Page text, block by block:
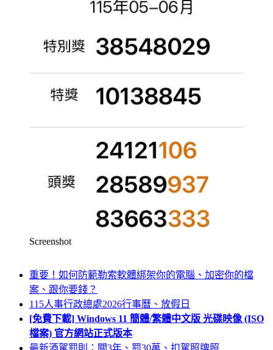
Screenshot
重要！如何防範勒索軟體綁架你的電腦、加密你的檔
案、跟你要錢？
115人事行政總處2026行事曆、放假日
[免費下載] Windows 11 簡體/繁體中文版 光碟映像 (ISO
檔案) 官方網站正式版本
最新酒駕罰則：關3年、罰30萬、扣駕照牌照